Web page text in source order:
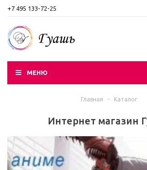
+7 495 133-72-25
МЕНЮ
Главная - Каталог
Интернет магазин